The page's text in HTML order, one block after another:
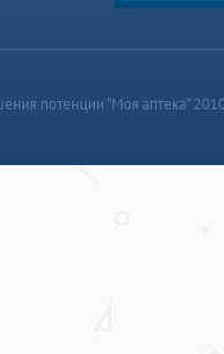
потенции “Моя аптека”